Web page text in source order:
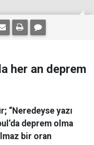
her an deprem
“Neredeyse yazı
deprem olma
bir oran